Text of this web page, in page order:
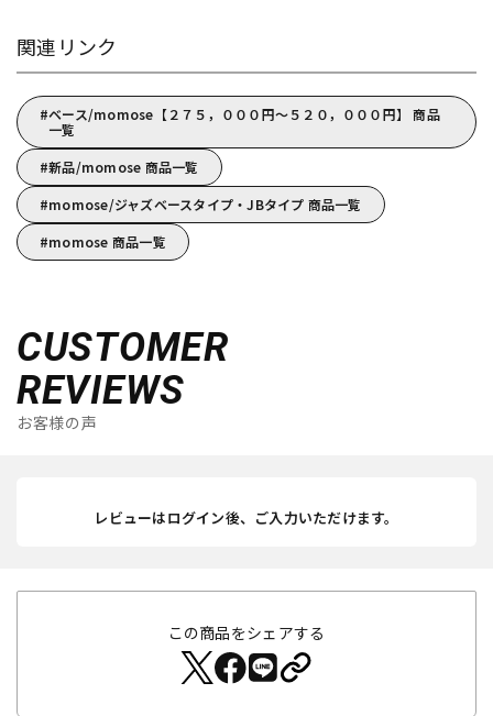
関連リンク
ベース/momose【２７５，０００円～５２０，０００円】 商品
一覧
新品/momose 商品一覧
momose/ジャズベースタイプ・JBタイプ 商品一覧
momose 商品一覧
CUSTOMER
REVIEWS
お客様の声
レビューはログイン後、ご入力いただけます。
この商品をシェアする